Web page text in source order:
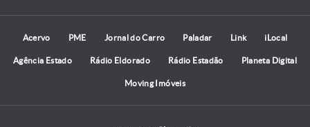
Acervo PME Jornal do Carro Paladar Link iLocal
Agência Estado Rádio Eldorado Rádio Estadão Planeta Digital
Moving Imóveis